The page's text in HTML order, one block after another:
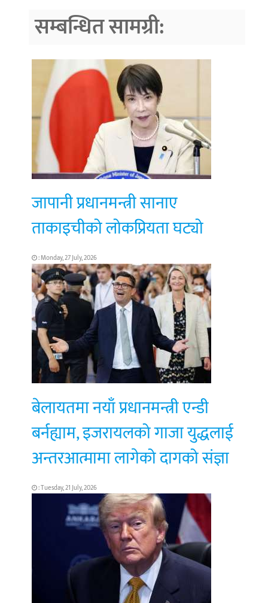
सम्बन्धित सामग्री:
जापानी प्रधानमन्त्री सानाए
ताकाइचीको लोकप्रियता घट्यो
: Monday, 27 July, 2026
बेलायतमा नयाँ प्रधानमन्त्री एन्डी
बर्नह्याम, इजरायलको गाजा युद्धलाई
अन्तरआत्मामा लागेको दागको संज्ञा
: Tuesday, 21 July, 2026